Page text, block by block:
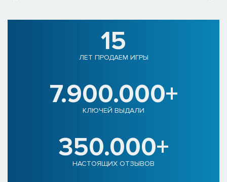
15
ЛЕТ ПРОДАЕМ ИГРЫ
7.900.000+
КЛЮЧЕЙ ВЫДАЛИ
350.000+
НАСТОЯЩИХ ОТЗЫВОВ